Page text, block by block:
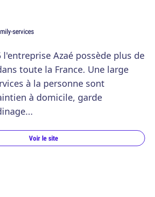
l'entreprise Azaé possède plus de
toute la France. Une large
à la personne sont
à domicile, garde
Voir le site